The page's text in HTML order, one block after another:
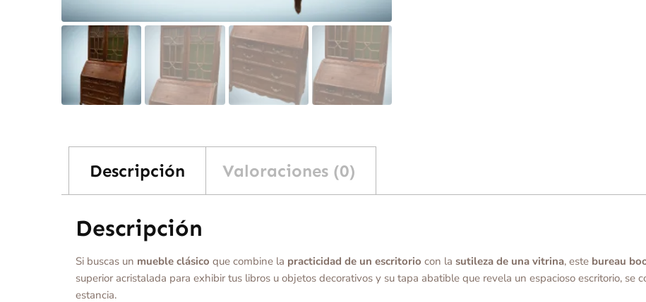
Descripción Valoraciones (0)
Descripción
Si buscas un mueble clásico que combine la practicidad de un escritorio con la sutileza de una vitrina, este bureau
superior acristalada para exhibir tus libros u objetos decorativos y su tapa abatible que revela un espacioso escritorio, se
estancia.